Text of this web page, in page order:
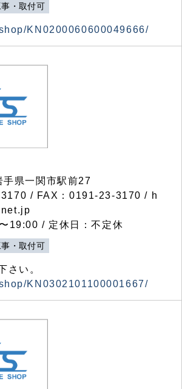
事・取付可
KN0200060600049666/
県一関市駅前27
/ FAX：0191-23-3170 / h
19:00 / 定休日：不定休
事・取付可
さい。
KN0302101100001667/